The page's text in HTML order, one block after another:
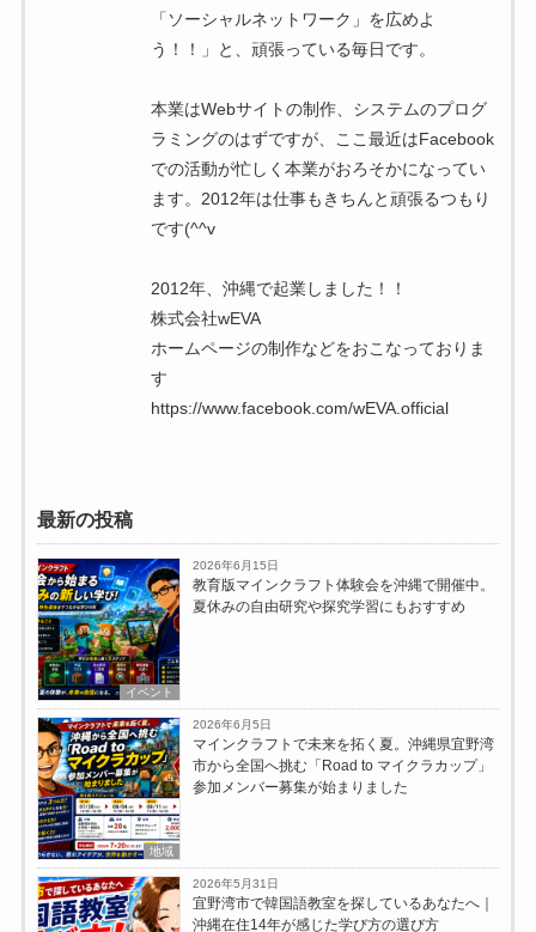
「ソーシャルネットワーク」を広めよ
う！！」と、頑張っている毎日です。
本業はWebサイトの制作、システムのプログ
ラミングのはずですが、ここ最近はFacebook
での活動が忙しく本業がおろそかになってい
ます。2012年は仕事もきちんと頑張るつもり
です(^^v
2012年、沖縄で起業しました！！
株式会社wEVA
ホームページの制作などをおこなっておりま
す
https://www.facebook.com/wEVA.official
最新の投稿
イベント
2026年6月15日
教育版マインクラフト体験会を沖縄で開催中。
夏休みの自由研究や探究学習にもおすすめ
地域
2026年6月5日
マインクラフトで未来を拓く夏。沖縄県宜野湾
市から全国へ挑む「Road to マイクラカップ」
参加メンバー募集が始まりました
2026年5月31日
宜野湾市で韓国語教室を探しているあなたへ｜
沖縄在住14年が感じた学び方の選び方